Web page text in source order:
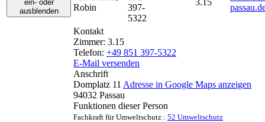
ein- oder
ausblenden
Robin
397-
5322
Kontakt
Zimmer: 3.15
Telefon: +49 851 397-5322
E-Mail versenden
Anschrift
Domplatz 11 Adresse in Google Maps anzeigen
94032 Passau
Funktionen dieser Person
Fachkraft für Umweltschutz : 52 Umweltschutz